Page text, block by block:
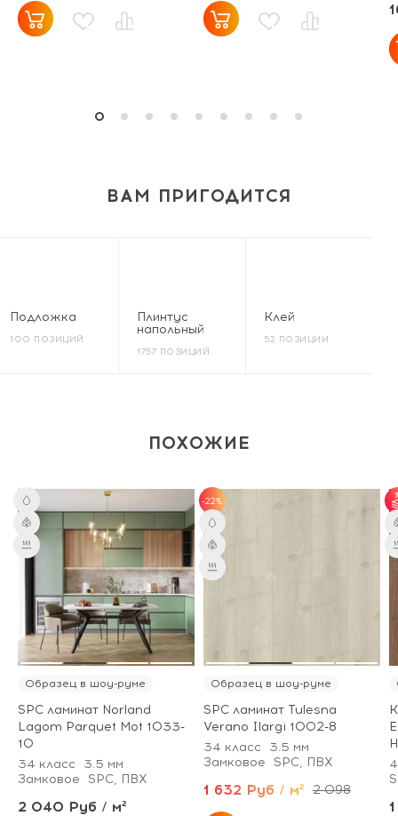
ВАМ ПРИГОДИТСЯ
Подложка
100 ПОЗИЦИЙ
Плинтус
напольный
1757 ПОЗИЦИЙ
Клей
52 ПОЗИЦИИ
ПОХОЖИЕ
Образец в шоу-руме
SPC ламинат Norland
Lagom Parquet Mot 1033-
10
34 класс
3.5 мм
Замковое
SPC, ПВХ
2 040 Руб / м²
-22%
Образец в шоу-руме
SPC ламинат Tulesna
Verano Ilargi 1002-8
34 класс
3.5 мм
Замковое
SPC, ПВХ
1 632 Руб / м² 2 098